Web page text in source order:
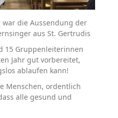
die Aussendung der
aus St. Gertrudis
15 Gruppenleiterinnen
Jahr gut vorbereitet,
ablaufen kann!
Menschen, ordentlich
alle gesund und